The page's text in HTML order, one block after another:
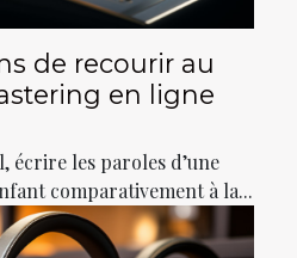
de recourir au
en ligne
écrire les paroles d’une
comparativement à la...